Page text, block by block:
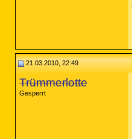
21.03.2010, 22:49
Trümmerlotte
Gesperrt